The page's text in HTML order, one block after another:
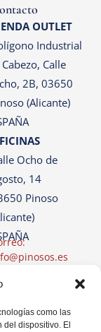
como las
dispositivo. El
OUTLET
Industrial
Cabezo, Calle
2B, 03650
(Alicante)
Ocho de
14
Pinoso
+34 96 69
274
670 387 812
Whatsapp)